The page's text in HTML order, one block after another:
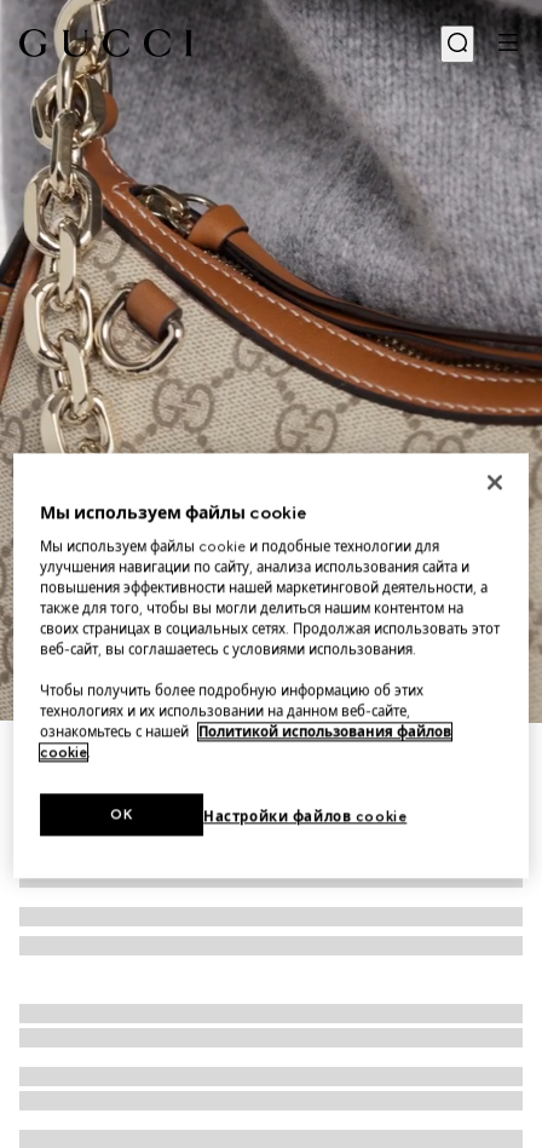
GG Emblem small shoulder bag
Мы используем файлы cookie
Мы используем файлы cookie и подобные технологии для
улучшения навигации по сайту, анализа использования сайта и
повышения эффективности нашей маркетинговой деятельности, а
также для того, чтобы вы могли делиться нашим контентом на
своих страницах в социальных сетях. Продолжая использовать этот
веб-сайт, вы соглашаетесь с условиями использования.
Чтобы получить более подробную информацию об этих
технологиях и их использовании на данном веб-сайте,
ознакомьтесь с нашей
Политикой использования файлов
cookie.
Настройки файлов cookie
OK